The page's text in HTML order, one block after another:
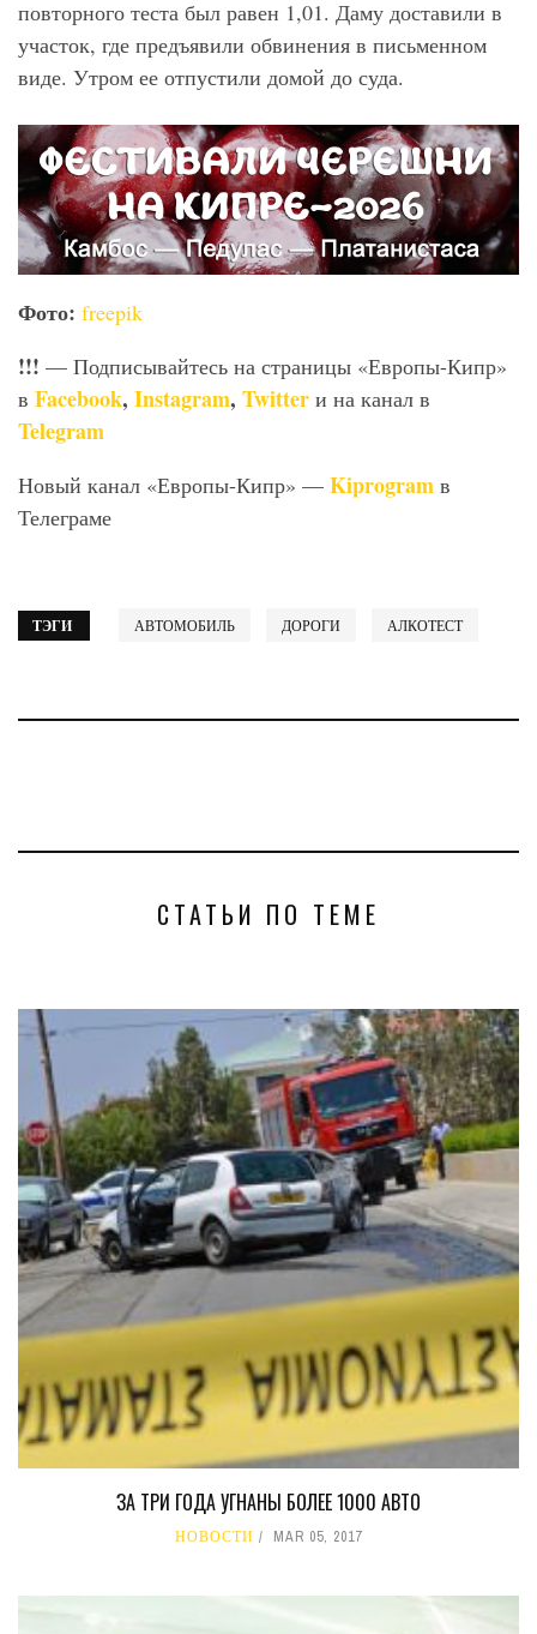
повторного теста был равен 1,01. Даму доставили в
участок, где предъявили обвинения в письменном
виде. Утром ее отпустили домой до суда.
Фото: freepik
!!! — Подписывайтесь на страницы «Европы-Кипр»
в Facebook, Instagram, Twitter и на канал в
Telegram
Новый канал «Европы-Кипр» — Kiprogram в
Телеграме
ТЭГИ АВТОМОБИЛЬ ДОРОГИ АЛКОТЕСТ
СТАТЬИ ПО ТЕМЕ
ЗА ТРИ ГОДА УГНАНЫ БОЛЕЕ 1000 АВТО
НОВОСТИ MAR 05, 2017